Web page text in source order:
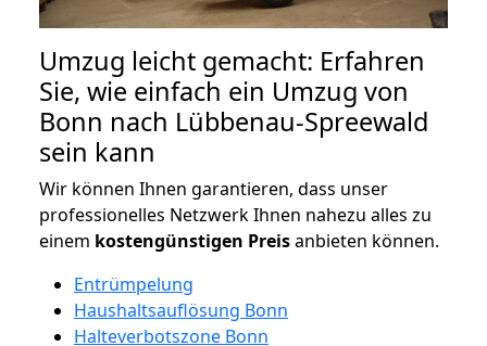
Umzug leicht gemacht: Erfahren
Sie, wie einfach ein Umzug von
Bonn nach Lübbenau-Spreewald
sein kann
Wir können Ihnen garantieren, dass unser
professionelles Netzwerk Ihnen nahezu alles zu
einem kostengünstigen Preisanbieten können.
Entrümpelung
Haushaltsauflösung Bonn
Halteverbotszone Bonn